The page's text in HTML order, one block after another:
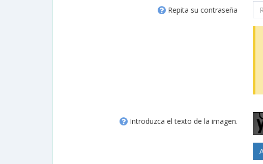
Repita su contraseña
Introduzca el texto de la imagen.